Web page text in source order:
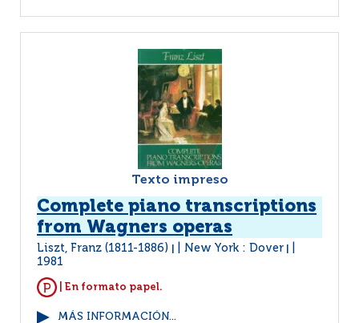
Texto impreso
Complete piano transcriptions
from Wagners operas
Liszt, Franz (1811-1886) New York : Dover
1981
| En formato papel.
MÁS INFORMACIÓN...